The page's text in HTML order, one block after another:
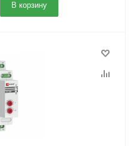
В корзину